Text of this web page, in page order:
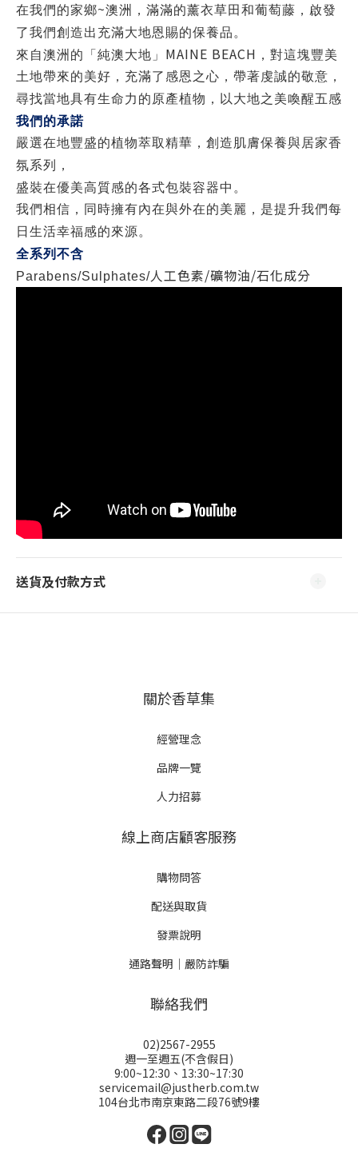
在我們的家鄉~澳洲，滿滿的薰衣草田和葡萄藤，啟發
了我們創造出充滿大地恩賜的保養品。
來自澳洲的「純澳大地」 MAINE BEACH ，對這塊豐美
土地帶來的美好，充滿了感恩之心，帶著虔誠的敬意，
尋找當地具有生命力的原產植物，以大地之美喚醒五感
我們的承諾
嚴選在地豐盛的植物萃取精華，創造肌膚保養與居家香
氛系列，
盛裝在優美高質感的各式包裝容器中。
我們相信，同時擁有內在與外在的美麗，是提升我們每
日生活幸福感的來源。
全系列不含
Parabens/Sulphates/人工色素/礦物油/石化成分
送貨及付款方式
關於香草集
經營理念
品牌一覽
人力招募
線上商店顧客服務
購物問答
配送與取貨
發票說明
通路聲明｜嚴防詐騙
聯絡我們
02)2567-2955
週一至週五(不含假日)
9:00~12:30、13:30~17:30
servicemail@justherb.com.tw
104台北市南京東路二段76號9樓